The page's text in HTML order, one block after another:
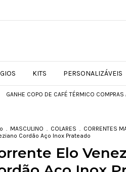
KITS PERSONALIZÁVEIS
DE CAFÉ TÉRMICO COMPRAS A PARTIR DE
. MASCULINO . COLARES . CORRENTES
Cordão Aço Inox Prateado
Elo